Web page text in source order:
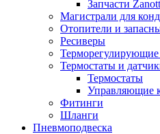
Запчасти
Магистрали для
Отопители и
Ресиверы
Терморегулирующие
Термостаты и
Термостаты
Управляющие
Фитинги
Шланги
Пневмоподвеска